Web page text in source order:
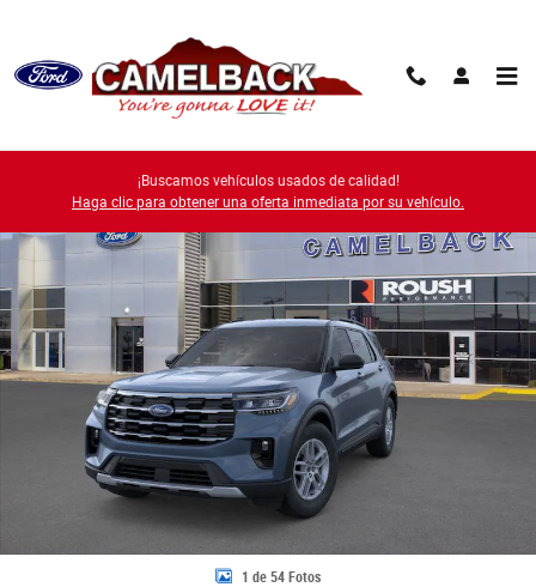
¡Buscamos vehículos usados de calidad!
Haga clic para obtener una oferta inmediata por su vehículo.
1 de 54 Fotos